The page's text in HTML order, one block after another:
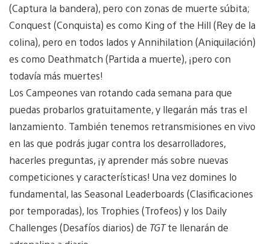
(Captura la bandera), pero con zonas de muerte súbita;
Conquest (Conquista) es como King of the Hill (Rey de la
colina), pero en todos lados y Annihilation (Aniquilación)
es como Deathmatch (Partida a muerte), ¡pero con
todavía más muertes!
Los Campeones van rotando cada semana para que
puedas probarlos gratuitamente, y llegarán más tras el
lanzamiento. También tenemos retransmisiones en vivo
en las que podrás jugar contra los desarrolladores,
hacerles preguntas, ¡y aprender más sobre nuevas
competiciones y características! Una vez domines lo
fundamental, las Seasonal Leaderboards (Clasificaciones
por temporadas), los Trophies (Trofeos) y los Daily
Challenges (Desafíos diarios) de TGTte llenarán de